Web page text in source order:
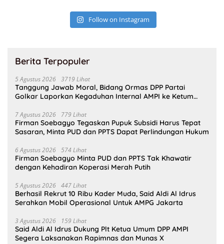
Follow on Instagram
Berita Terpopuler
5 Agustus 2026 3719 Lihat
Tanggung Jawab Moral, Bidang Ormas DPP Partai
Golkar Laporkan Kegaduhan Internal AMPI ke Ketum
7 Agustus 2026 779 Lihat
Firman Soebagyo Tegaskan Pupuk Subsidi Harus Tepat
Sasaran, Minta PUD dan PPTS Dapat Perlindungan Hukum
6 Agustus 2026 574 Lihat
Firman Soebagyo Minta PUD dan PPTS Tak Khawatir
dengan Kehadiran Koperasi Merah Putih
5 Agustus 2026 447 Lihat
Berhasil Rekrut 10 Ribu Kader Muda, Said Aldi Al Idrus
Serahkan Mobil Operasional Untuk AMPG Jakarta
3 Agustus 2026 159 Lihat
Said Aldi Al Idrus Dukung Plt Ketua Umum DPP AMPI
Segera Laksanakan Rapimnas dan Munas X